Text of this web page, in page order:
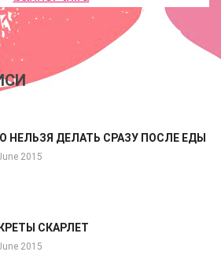
НЕЛЬЗЯ ДЕЛАТЬ СРАЗУ ПОСЛЕ ЕДЫ
2015
СКАРЛЕТ
2015